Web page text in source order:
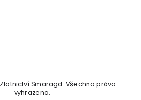
Zlatnictví Smaragd. Všechna práva
vyhrazena.